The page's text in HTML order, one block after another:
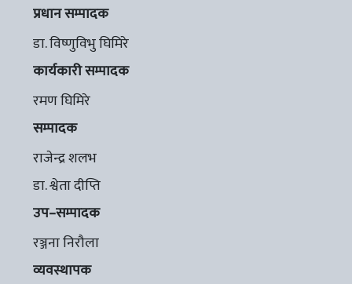
प्रधान सम्पादक
डा. विष्णुविभु घिमिरे
कार्यकारी सम्पादक
रमण घिमिरे
सम्पादक
राजेन्द्र शलभ
डा. श्वेता दीप्ति
उप–सम्पादक
रञ्जना निरौला
व्यवस्थापक